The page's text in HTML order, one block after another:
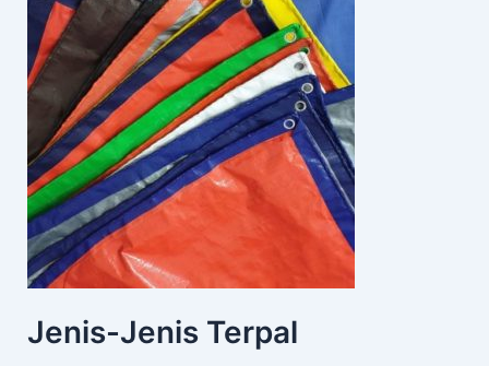
Jenis-Jenis Terpal